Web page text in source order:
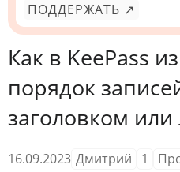
ПОДДЕРЖАТЬ ↗
Как в KeePass
порядок
заголовком
16.09.2023 Дмитрий 1